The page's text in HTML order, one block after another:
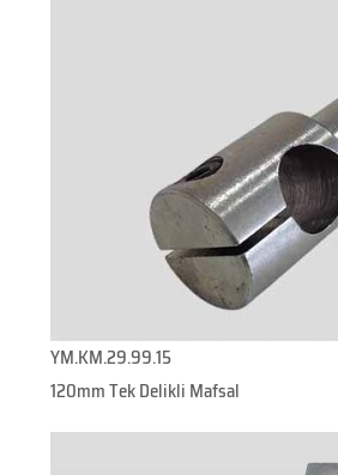
YM.KM.29.99.15
120mm Tek Delikli Mafsal